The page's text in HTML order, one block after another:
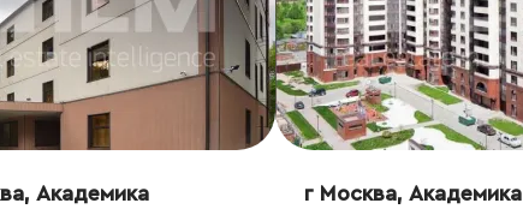
Академика
г Москва, Академика